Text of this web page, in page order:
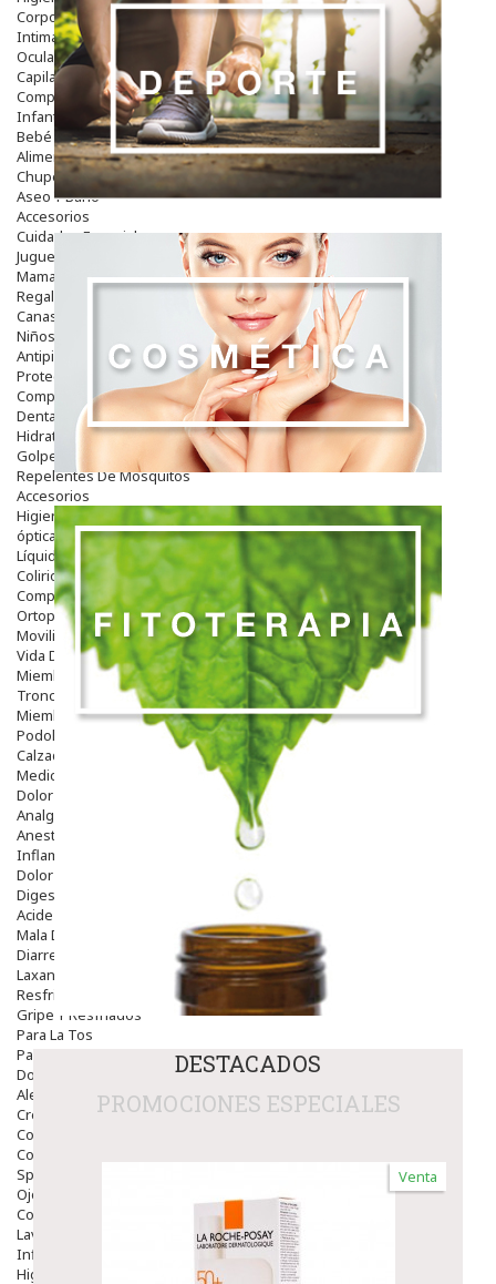
Corporal
Intima
Ocular
Capilar
Complementos
Infantil
Bebé
Alimentación Y Complementos
Chupetes Y Mordedores
Aseo Y Baño
Accesorios
Cuidados Especiales
Juguetes
Mama
Regalos
Canastilla
Niños
Antipiojos
Protección Solar
Complementos Alimentarios
Dentales
Hidratantes
Golpes Y Hematomas
Repelentes De Mosquitos
Accesorios
Higiene
óptica
Líquidos Lentillas
Colirios
Complementos Alimentarios.
Ortopedia - Accesorios
Movilidad
Vida Diaria
Miembro Superior
Tronco
Miembro Inferior
Podología
Calzado
Medicamentos
Dolor E Inflamación
Analgésicos
Anestésicos
Inflamación Articulaciones
Dolor Muscular / Articular
Digestivo
Acidez, Gases Y Ardores
Mala Digestion
Diarrea / Estreñimiento / Vómitos
Laxantes
Resfriados
Gripe Y Resfriados
Para La Tos
Para Descongestionar La Nariz
Dolor De Garganta
Alergias Y Picaduras
Cremas
Comprimidos
Colirios
Sprays
Ojos Y Oidos
Congestión
Lavado Ojos
Inflamación Del Oido (otitis)
Higiene Oido
DESTACADOS
PROMOCIONES ESPECIALES
Venta